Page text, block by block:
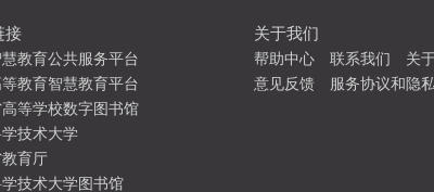
接
慧教育公共服务平台
等教育智慧教育平台
等学校数字图书馆
技术大学
育厅
技术大学图书馆
关于我们
帮助中心 联系我们
关
意见反馈
服务协议和隐